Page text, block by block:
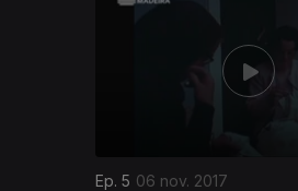
Ep. 5 06 nov. 2017